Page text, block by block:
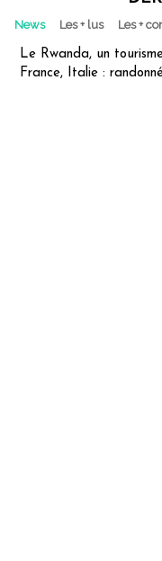
News Les + lus Les +
Le Rwanda, un
France, Italie :